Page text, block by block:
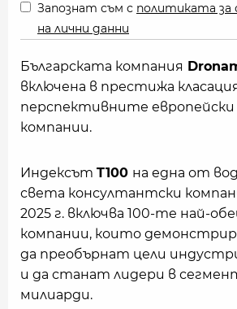
Запознат съм с политиката за
на лични данни
Българската компания
включена в престижа
перспективните европейски
компании.
Индексът T100 на една от
света консултантски
2025 г. включва 100-те най-
компании, които
да преобърнат цели
и да станат лидери в
милиарди.